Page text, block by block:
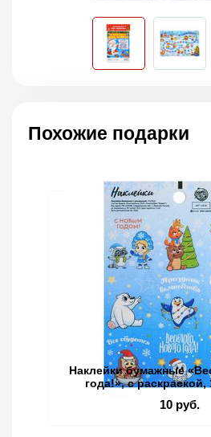
Похожие подарки
Наклейки бумажные
года!», c раскраской,
10 руб.